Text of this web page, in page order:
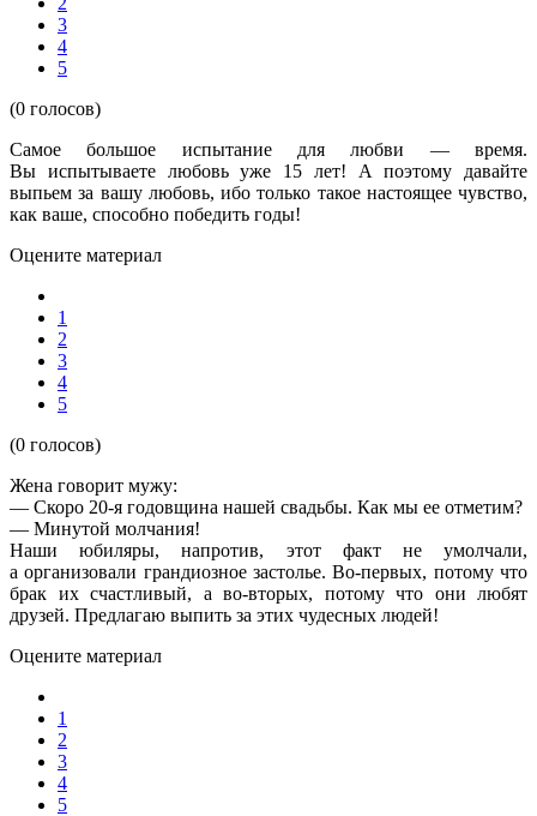
3
4
5
(0 голосов)
Самое большое испытание для любви — время.
Вы испытываете любовь уже 15 лет! А поэтому давайте
выпьем за вашу любовь, ибо только такое настоящее чувство,
как ваше, способно победить годы!
Оцените материал
1
2
3
4
5
(0 голосов)
Жена говорит мужу:
— Скоро 20-я годовщина нашей свадьбы. Как мы ее отметим?
— Минутой молчания!
Наши юбиляры, напротив, этот факт не умолчали,
а организовали грандиозное застолье. Во-первых, потому что
брак их счастливый, а во-вторых, потому что они любят
друзей. Предлагаю выпить за этих чудесных людей!
Оцените материал
1
2
3
4
5